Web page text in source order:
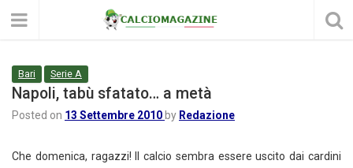
Bari Serie A
Napoli, tabù sfatato… a metà
Posted on 13 Settembre 2010 by Redazione
Che domenica, ragazzi! Il calcio sembra essere uscito dai cardini